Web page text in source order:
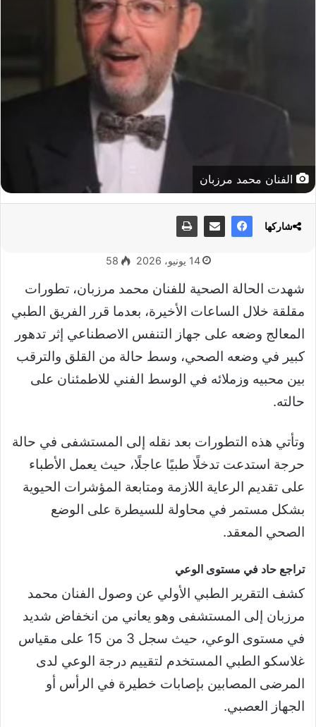
الفنان محمد مرزبان
14 يونيو، 2026 58
شهدت الحالة الصحية للفنان محمد مرزبان، تطورات
مقلقة خلال الساعات الأخيرة، بعدما قرر الفريق الطبي
المعالج وضعه على جهاز التنفس الاصطناعي إثر تدهور
كبير في وضعه الصحي، وسط حالة من القلق والترقب
بين محبيه وزملائه في الوسط الفني للاطمئنان على
حالته.
وتأتي هذه التطورات بعد نقله إلى المستشفى في حالة
حرجة استدعت تدخلًا طبيًا عاجلًا، حيث يعمل الأطباء
على تقديم الرعاية اللازمة ومتابعة المؤشرات الحيوية
بشكل مستمر في محاولة للسيطرة على الوضع
الصحي المعقد.
تراجع حاد في مستوى الوعي
كشف التقرير الطبي الأولي عن وصول الفنان محمد
مرزبان إلى المستشفى وهو يعاني من انخفاض شديد
في مستوى الوعي، حيث سجل 3 من 15 على مقياس
غلاسكو الطبي المستخدم لتقييم درجة الوعي لدى
المرضى المصابين بإصابات خطيرة في الرأس أو
الجهاز العصبي.
شاركها